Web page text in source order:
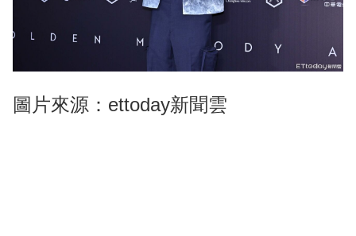
圖片來源：ettoday新聞雲